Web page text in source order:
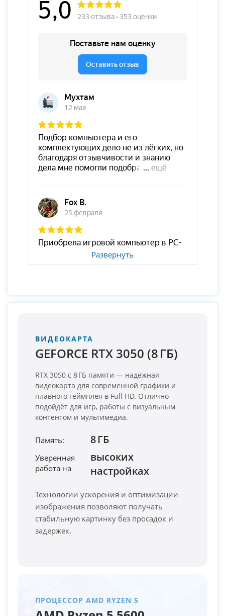
Развернуть
ВИДЕОКАРТА
GEFORCE RTX 3050 (8 ГБ)
RTX 3050 с 8 ГБ памяти — надёжная
видеокарта для современной графики и
плавного геймплея в Full HD. Отлично
подойдёт для игр, работы с визуальным
контентом и мультимедиа.
Память: 8 ГБ
Уверенная
работа на
высоких
настройках
Технологии ускорения и оптимизации
изображения позволяют получать
стабильную картинку без просадок и
задержек.
ПРОЦЕССОР AMD RYZEN 5